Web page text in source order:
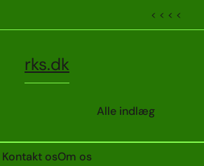
< < < <
rks.dk
Alle indlæg
Kontakt osOm os